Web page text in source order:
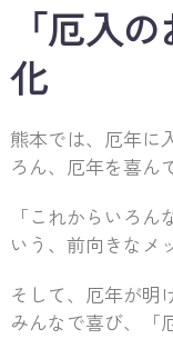
「厄入
化
熊本では、厄年に
ろん、厄年を喜ん
「これからいろ
いう、前向きなメ
そして、厄年が明
みんなで喜び、「